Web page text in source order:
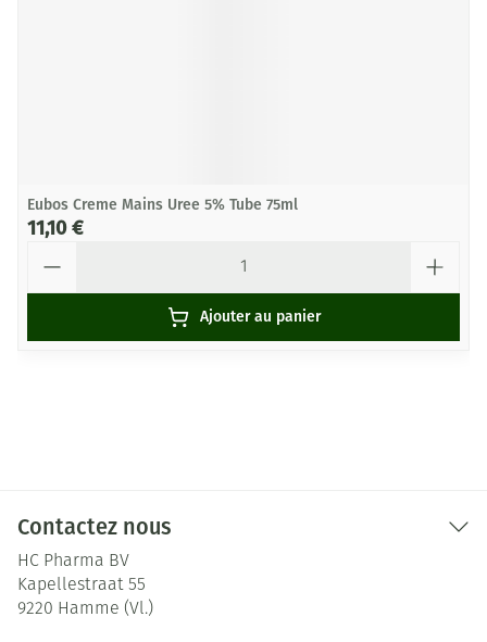
Eubos Creme Mains Uree 5% Tube 75ml
11,10 €
Ajouter au panier
Contactez nous
HC Pharma BV
Kapellestraat 55
9220 Hamme (Vl.)